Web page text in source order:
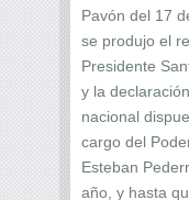
Pavón del 17
se produjo el
Presidente
y la
nacional
cargo del
Esteban
año, y hasta